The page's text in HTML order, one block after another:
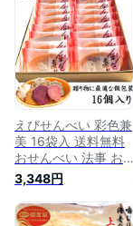
越し 粗供養 忌明け
快気祝い ギフト 就
職 スイーツ 和菓子
贈り物 お菓子 保存
食 個包装 せんべい
日持ち 御歳暮 お歳
暮 お年賀 御年賀 挨
拶 ご挨拶
えびせんべい 彩色兼
美 16袋入 送料無料
おせんべい 法事 お
供え 内祝い 詰め合
わせ 誕生日 贈り物
お礼 お祝い 挨拶 引
越し 粗供養 忌明け
3,348円